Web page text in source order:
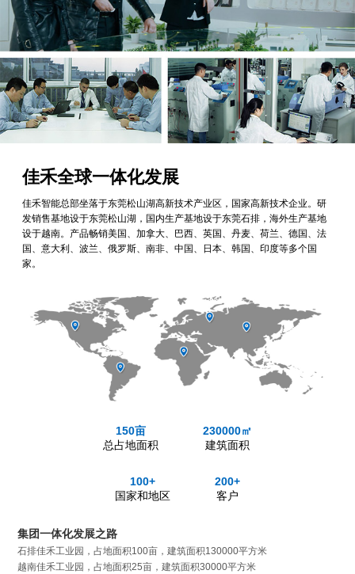
佳禾全球一体化发展
佳禾智能总部坐落于东莞松山湖高新技术产业区，国家高新技术企业。研
发销售基地设于东莞松山湖，国内生产基地设于东莞石排，海外生产基地
设于越南。产品畅销美国、加拿大、巴西、英国、丹麦、荷兰、德国、法
国、意大利、波兰、俄罗斯、南非、中国、日本、韩国、印度等多个国
家。
150亩
总占地面积
230000㎡
建筑面积
100+
国家和地区
200+
客户
集团一体化发展之路
石排佳禾工业园，占地面积100亩，建筑面积130000平方米
越南佳禾工业园，占地面积25亩，建筑面积30000平方米